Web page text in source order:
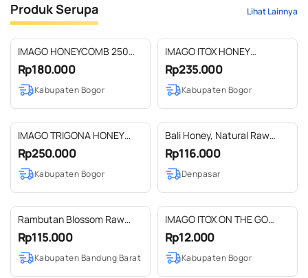
Produk Serupa Lihat Lainnya
IMAGO HONEYCOMB 250
gram
Rp180.000
Kabupaten Bogor
IMAGO ITOX HONEY
REGULAR 560 GR
Rp235.000
Kabupaten Bogor
IMAGO TRIGONA HONEY
250 ML
Rp250.000
Kabupaten Bogor
Bali Honey, Natural Raw
Honey with Honeycomb
310gr /pcs
Rp116.000
Denpasar
Rambutan Blossom Raw
Honey
Rp115.000
Kabupaten Bandung Barat
IMAGO ITOX ON THE GO
SACHET 10 GR
Rp12.000
Kabupaten Bogor